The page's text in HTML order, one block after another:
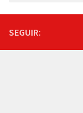
SEGUIR: